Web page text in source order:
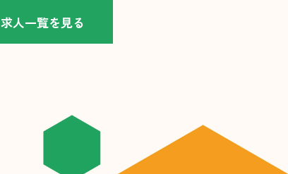
求人一覧を見る